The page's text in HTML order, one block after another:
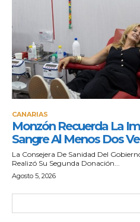
CANARIAS
Monzón Recuerda La
Sangre Al Menos Dos
La Consejera De Sanidad Del
Realizó Su Segunda Donación...
Agosto 5, 2026